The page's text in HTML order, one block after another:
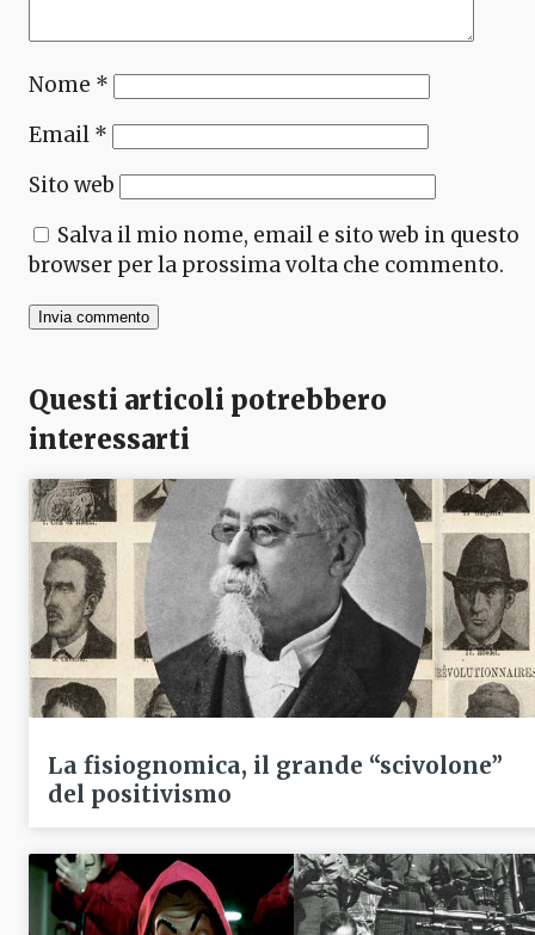
Nome *
Email *
Sito web
Salva il mio nome, email e sito web in questo
browser per la prossima volta che commento.
Questi articoli potrebbero
interessarti
La fisiognomica, il grande “scivolone”
del positivismo